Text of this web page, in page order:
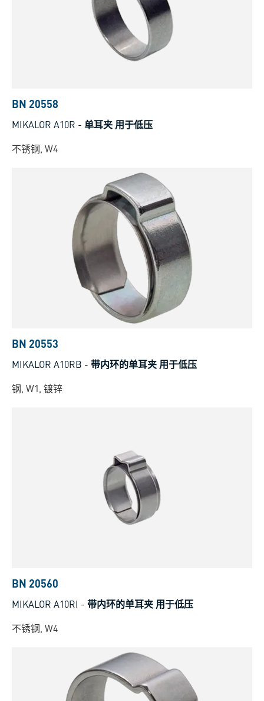
BN 20558
MIKALOR A10R - 单耳夹 用于低压
不锈钢, W4
BN 20553
MIKALOR A10RB - 带内环的单耳夹 用于低压
钢, W1, 镀锌
BN 20560
MIKALOR A10RI - 带内环的单耳夹 用于低压
不锈钢, W4